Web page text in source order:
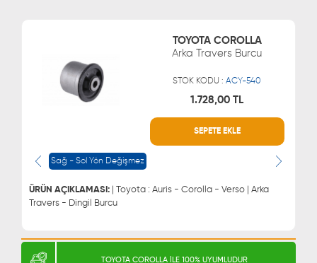
TOYOTA COROLLA
Arka Travers Burcu
STOK KODU :ACY-540
1.728,00 TL
SEPETE EKLE
Sağ - Sol Yön Değişmez
ÜRÜN AÇIKLAMASI: | Toyota : Auris - Corolla - Verso | Arka
Travers - Dingil Burcu
0543 329 21 66
0543 329 21 55
MÜŞTERİ HİZMETLERİ
TOYOTA COROLLA İLE 100% UYUMLUDUR